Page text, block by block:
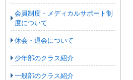
会員制度・メディカルサポート制
度について
休会・退会について
少年部のクラス紹介
一般部のクラス紹介